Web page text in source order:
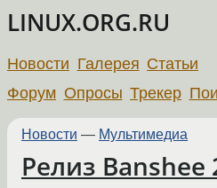
LINUX.ORG.RU
Новости Галерея Статьи
Форум Опросы Трекер
Новости — Мультимедиа
Релиз Banshee